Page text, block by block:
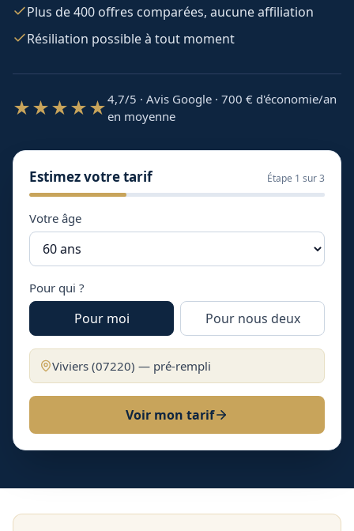
Plus de 400 offres comparées, aucune affiliation
Résiliation possible à tout moment
★★★★★4,7/5 · Avis Google · 700 € d'économie/an
en moyenne
Estimez votre tarif Étape 1 sur 3
Votre âge
Pour qui ?
Pour moi Pour nous deux
Viviers (07220) — pré-rempli
Voir mon tarif